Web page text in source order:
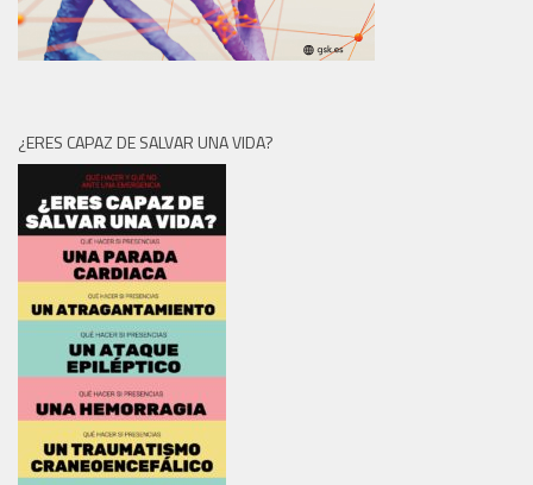
¿ERES CAPAZ DE SALVAR UNA VIDA?